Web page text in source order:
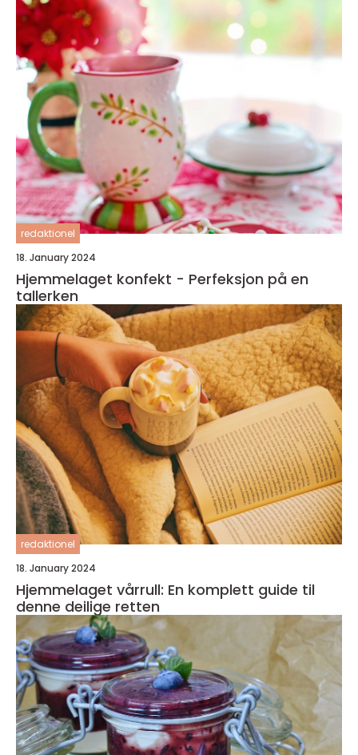
redaktionel
18. January 2024
Hjemmelaget konfekt - Perfeksjon på en
tallerken
redaktionel
18. January 2024
Hjemmelaget vårrull: En komplett guide til
denne deilige retten